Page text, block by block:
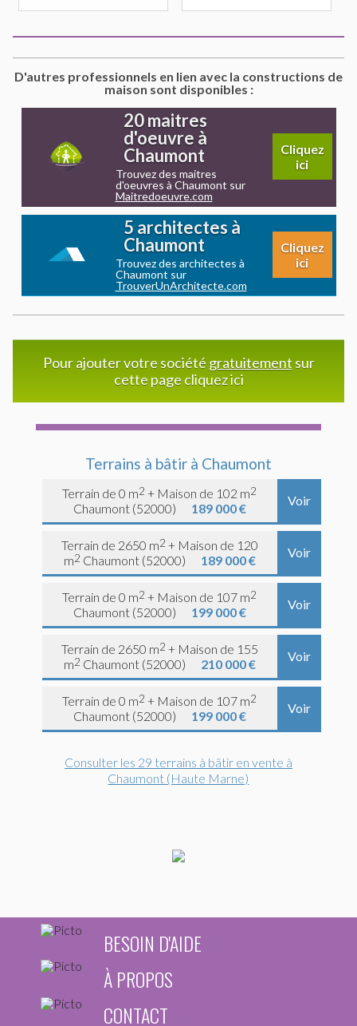
D'autres professionnels en lien avec la constructions de
maison sont disponibles :
20 maitres
d'oeuvre à
Chaumont
Trouvez des maitres
d'oeuvres à Chaumont sur
Maitredoeuvre.com
Cliquez
ici
5 architectes à
Chaumont
Trouvez des architectes à
Chaumont sur
TrouverUnArchitecte.com
Cliquez
ici
Pour ajouter votre société gratuitement sur
cette page cliquez ici
Terrains à bâtir à Chaumont
Terrain de 0 m2 + Maison de 102 m2
Chaumont (52000) 189 000 €
Voir
Terrain de 2650 m2 + Maison de 120
m2 Chaumont (52000) 189 000 €
Voir
Terrain de 0 m2 + Maison de 107 m2
Chaumont (52000) 199 000 €
Voir
Terrain de 2650 m2 + Maison de 155
m2 Chaumont (52000) 210 000 €
Voir
Terrain de 0 m2 + Maison de 107 m2
Chaumont (52000) 199 000 €
Voir
Consulter les 29 terrains à bâtir en vente à
Chaumont (Haute Marne)
BESOIN D'AIDE
À PROPOS
CONTACT